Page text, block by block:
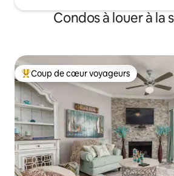
Condos à louer à la
Coup de cœur voyageurs parmi les
Coup de cœur voyageurs